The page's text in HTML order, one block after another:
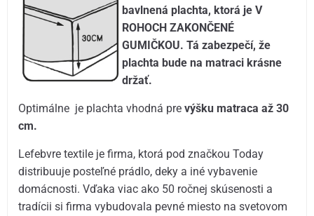
bavlnená plachta, ktorá je V
ROHOCH ZAKONČENÉ
GUMIČKOU. Tá zabezpečí, že
plachta bude na matraci krásne
držať.
Optimálne je plachta vhodná prevýšku matraca až 30
cm.
Lefebvre textile je firma, ktorá pod značkou Today
distribuuje posteľné prádlo, deky a iné vybavenie
domácnosti. Vďaka viac ako 50 ročnej skúsenosti a
tradícii si firma vybudovala pevné miesto na svetovom